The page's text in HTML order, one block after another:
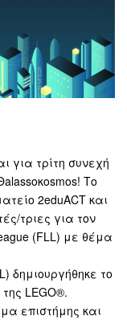
για τρίτη συνεχή
Tο
2eduACT και
τριες για τον
(FLL) με θέμα
δημιουργήθηκε το
LEGO®.
επιστήμης και